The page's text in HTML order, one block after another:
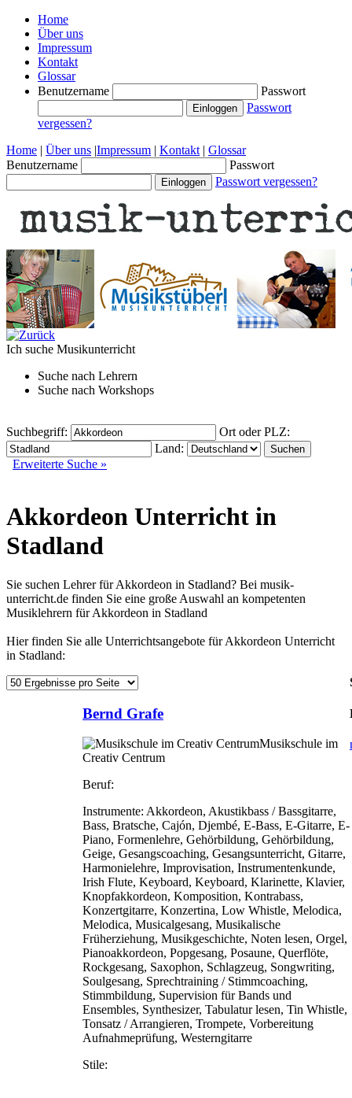
Home
Über uns
Impressum
Kontakt
Glossar
Benutzername
Passwort
Passwort
vergessen?
Home | Über uns |Impressum | Kontakt | Glossar
Benutzername
Passwort
Passwort vergessen?
Ich suche Musikunterricht
Suche nach Lehrern
Suche nach Workshops
Suchbegriff:
Ort oder PLZ:
Land:
Erweiterte Suche »
Akkordeon Unterricht in
Stadland
Sie suchen Lehrer für Akkordeon in Stadland? Bei musik-
unterricht.de finden Sie eine große Auswahl an kompetenten
Musiklehrern für Akkordeon in Stadland
Hier finden Sie alle Unterrichtsangebote für Akkordeon Unterricht
in Stadland:
Bernd Grafe
Musikschule im
Creativ Centrum
Beruf:
Instrumente: Akkordeon, Akustikbass / Bassgitarre,
Bass, Bratsche, Cajón, Djembé, E-Bass, E-Gitarre, E-
Piano, Formenlehre, Gehörbildung, Gehörbildung,
Geige, Gesangscoaching, Gesangsunterricht, Gitarre,
Harmonielehre, Improvisation, Instrumentenkunde,
Irish Flute, Keyboard, Keyboard, Klarinette, Klavier,
Knopfakkordeon, Komposition, Kontrabass,
Konzertgitarre, Konzertina, Low Whistle, Melodica,
Melodica, Musicalgesang, Musikalische
Früherziehung, Musikgeschichte, Noten lesen, Orgel,
Pianoakkordeon, Popgesang, Posaune, Querflöte,
Rockgesang, Saxophon, Schlagzeug, Songwriting,
Soulgesang, Sprechtraining / Stimmcoaching,
Stimmbildung, Supervision für Bands und
Ensembles, Synthesizer, Tabulatur lesen, Tin Whistle,
Tonsatz / Arrangieren, Trompete, Vorbereitung
Aufnahmeprüfung, Westerngitarre
Stile: